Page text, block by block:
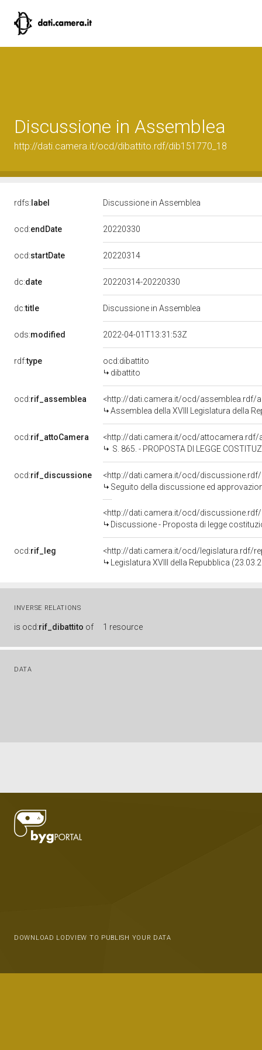
Discussione in Assemblea
http://dati.camera.it/ocd/dibattito.rdf/dib151770_18
rdfs: label Discussione in Assemblea
ocd:endDate 20220330
ocd:startDate 20220314
dc:date 20220314-20220330
dc:title Discussione in Assemblea
ods:modified 2022-04-01T13:31:53Z
rdf:type
ocd:dibattito
dibattito
ocd:rif_assemblea
<http://dati.camera.it/ocd/assemblea.rdf/
Assemblea della XVIII Legislatura della
ocd:rif_attoCamera
<http://dati.camera.it/ocd/attocamera.rdf/
S. 865. - PROPOSTA DI LEGGE COSTITUZIONALE D&#39;INIZIATIVA POPOLARE: &quot;Modifica all&rsquo;articolo 119 della
ocd:rif_discussione
<http://dati.camera.it/ocd/discussione.rdf/
Seguito della discussione ed approvazione - Proposta di legge costituzionale: S. 865 D'iniziativa popolare:
<http://dati.camera.it/ocd/discussione.rdf/
Discussione - Proposta di legge costituzionale: S. 865 - D'iniziativa popolare: Modifica all'articolo
ocd:rif_leg
<http://dati.camera.it/ocd/legislatura.rdf/
Legislatura XVIII della Repubblica
INVERSE RELATIONS
is ocd:rif_dibattito of 1 resource
DATA
DOWNLOAD LODVIEW TO PUBLISH YOUR DATA